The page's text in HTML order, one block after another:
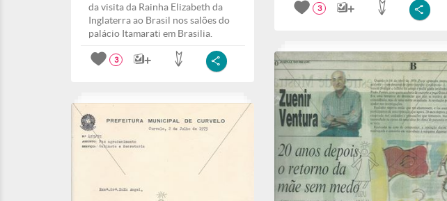
3
da visita da Rainha Elizabeth da
Inglaterra ao Brasil nos salões do
palácio Itamarati em Brasilia.
3